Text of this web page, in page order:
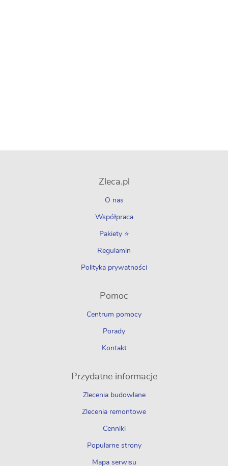
Zleca.pl
O nas
Współpraca
Pakiety ⭐
Regulamin
Polityka prywatności
Pomoc
Centrum pomocy
Porady
Kontakt
Przydatne informacje
Zlecenia budowlane
Zlecenia remontowe
Cenniki
Popularne strony
Mapa serwisu